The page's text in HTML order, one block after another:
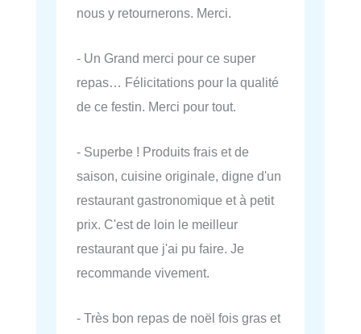
nous y retournerons. Merci.
- Un Grand merci pour ce super
repas… Félicitations pour la qualité
de ce festin. Merci pour tout.
- Superbe ! Produits frais et de
saison, cuisine originale, digne d'un
restaurant gastronomique et à petit
prix. C'est de loin le meilleur
restaurant que j'ai pu faire. Je
recommande vivement.
- Très bon repas de noël fois gras et